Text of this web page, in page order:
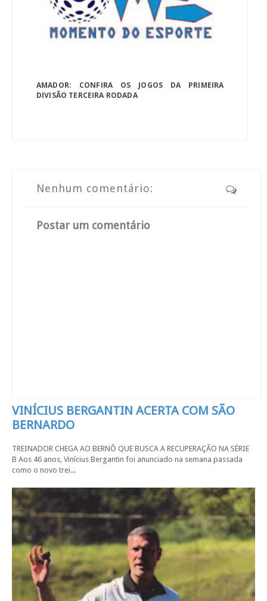
AMADOR: CONFIRA OS JOGOS DA PRIMEIRA
DIVISÃO TERCEIRA RODADA
Nenhum comentário:
Postar um comentário
VINÍCIUS BERGANTIN ACERTA COM SÃO
BERNARDO
TREINADOR CHEGA AO BERNÔ QUE BUSCA A RECUPERAÇÃO NA SÉRIE
B Aos 46 anos, Vinícius Bergantin foi anunciado na semana passada
como o novo trei...